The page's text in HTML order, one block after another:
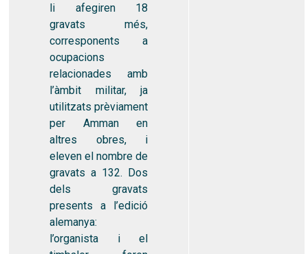
li afegiren 18
gravats més,
corresponents a
ocupacions
relacionades amb
l’àmbit militar, ja
utilitzats prèviament
per Amman en
altres obres, i
eleven el nombre de
gravats a 132. Dos
dels gravats
presents a l’edició
alemanya:
l’organista i el